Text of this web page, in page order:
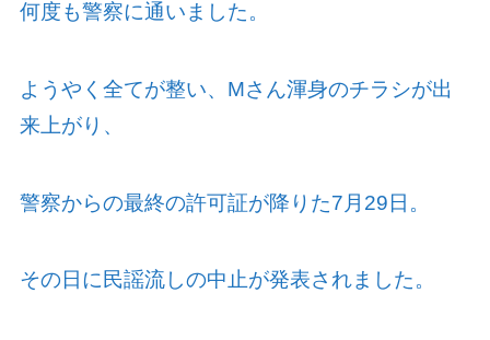
何度も警察に通いました。
ようやく全てが整い、 Mさん渾身のチラシが出
来上がり、
警察からの最終の許可証が降りた7 月 29日。
その日に民謡流しの中止が発表されました。